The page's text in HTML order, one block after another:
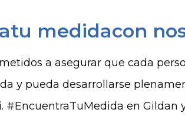
medidacon
a asegurar que cada
y pueda desarrollarse
#EncuentraTuMedida en